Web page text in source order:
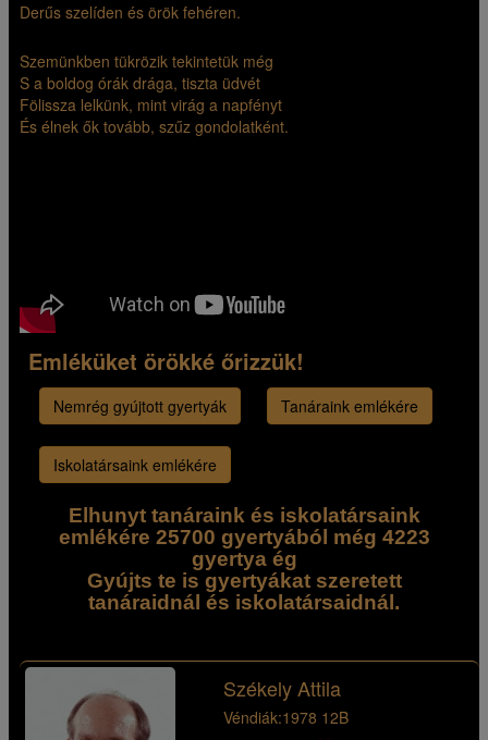
Derűs szelíden és örök fehéren.
Szemünkben tükrözik tekintetük még
S a boldog órák drága, tiszta üdvét
Fölissza lelkünk, mint virág a napfényt
És élnek ők tovább, szűz gondolatként.
Emléküket örökké őrizzük!
Nemrég gyújtott gyertyák Tanáraink emlékére
Iskolatársaink emlékére
Elhunyt tanáraink és iskolatársaink
emlékére 25700 gyertyából még 4223
gyertya ég
Gyújts te is gyertyákat szeretett
tanáraidnál és iskolatársaidnál.
Székely Attila
Véndiák:1978 12B